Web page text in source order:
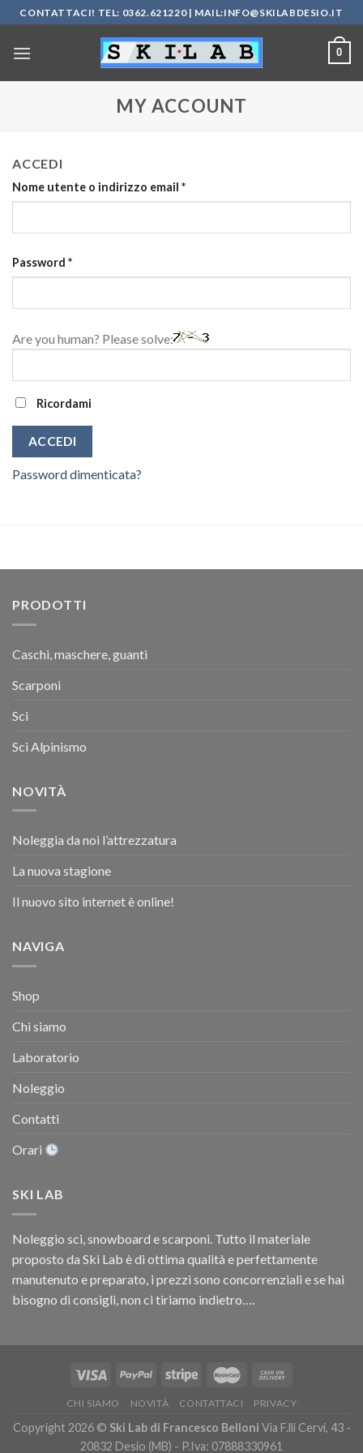
Salta
ai
contenuti
CONTATTACI! TEL: 0362.621220 | MAIL:INFO@SKILABDESIO.IT
0
MY ACCOUNT
ACCEDI
Nome utente o indirizzo email *
Password *
Are you human? Please solve:
Ricordami
ACCEDI
Password dimenticata?
PRODOTTI
Caschi, maschere, guanti
Scarponi
Sci
Sci Alpinismo
NOVITÀ
Noleggia da noi l’attrezzatura
La nuova stagione
Il nuovo sito internet è online!
NAVIGA
Shop
Chi siamo
Laboratorio
Noleggio
Contatti
Orari
SKI LAB
Noleggio sci, snowboard e scarponi. Tutto il materiale
proposto da Ski Lab è di ottima qualità e perfettamente
manutenuto e preparato, i prezzi sono concorrenziali e se hai
bisogno di consigli, non ci tiriamo indietro….
CHI SIAMO NOVITÀ CONTATTACI PRIVACY
Copyright 2026 © Ski Lab di Francesco Belloni Via F.lli Cervi, 43 -
20832 Desio (MB) - P.Iva: 07888330961